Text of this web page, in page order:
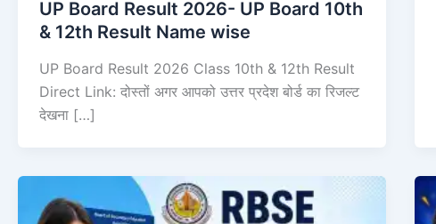
UP Board Result 2026- UP Board 10th
& 12th Result Name wise
UP Board Result 2026 Class 10th & 12th Result
Direct Link: दोस्तों अगर आपको उत्तर प्रदेश बोर्ड का रिजल्ट
देखना […]